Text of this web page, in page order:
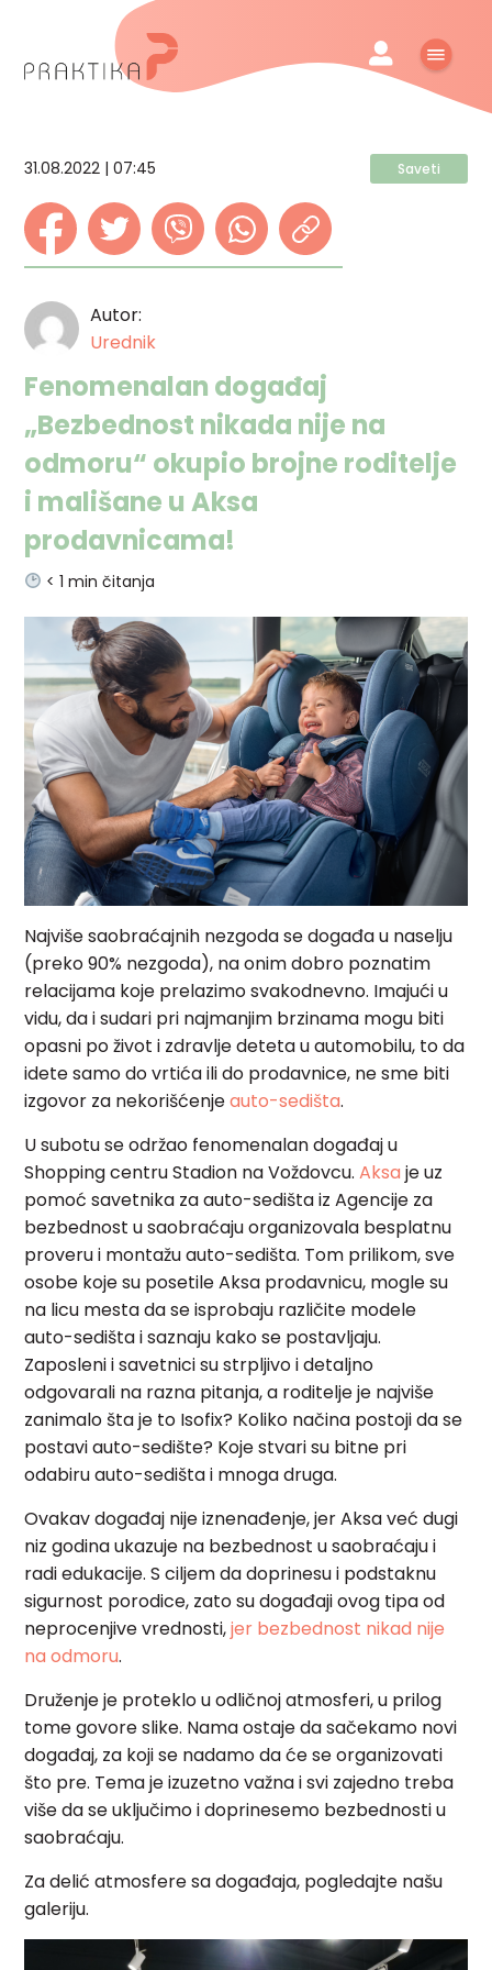
31.08.2022 | 07:45 Saveti
Autor:
Urednik
Fenomenalan događaj
„Bezbednost nikada nije na
odmoru“ okupio brojne roditelje
i mališane u Aksa
prodavnicama!
< 1 min čitanja
Najviše saobraćajnih nezgoda se događa u naselju
(preko 90% nezgoda), na onim dobro poznatim
relacijama koje prelazimo svakodnevno. Imajući u
vidu, da i sudari pri najmanjim brzinama mogu biti
opasni po život i zdravlje deteta u automobilu, to da
idete samo do vrtića ili do prodavnice, ne sme biti
izgovor za nekorišćenjeauto-sedišta.
U subotu se održao fenomenalan događaj u
Shopping centru Stadion na Voždovcu.Aksa je uz
pomoć savetnika za auto-sedišta iz Agencije za
bezbednost u saobraćaju organizovala besplatnu
proveru i montažu auto-sedišta. Tom prilikom, sve
osobe koje su posetile Aksa prodavnicu, mogle su
na licu mesta da se isprobaju različite modele
auto-sedišta i saznaju kako se postavljaju.
Zaposleni i savetnici su strpljivo i detaljno
odgovarali na razna pitanja, a roditelje je najviše
zanimalo šta je to Isofix? Koliko načina postoji da se
postavi auto-sedište? Koje stvari su bitne pri
odabiru auto-sedišta i mnoga druga.
Ovakav događaj nije iznenađenje, jer Aksa već dugi
niz godina ukazuje na bezbednost u saobraćaju i
radi edukacije. S ciljem da doprinesu i podstaknu
sigurnost porodice, zato su događaji ovog tipa od
neprocenjive vrednosti,jer bezbednost nikad nije
na odmoru.
Druženje je proteklo u odličnoj atmosferi, u prilog
tome govore slike. Nama ostaje da sačekamo novi
događaj, za koji se nadamo da će se organizovati
što pre. Tema je izuzetno važna i svi zajedno treba
više da se uključimo i doprinesemo bezbednosti u
saobraćaju.
Za delić atmosfere sa događaja, pogledajte našu
galeriju.